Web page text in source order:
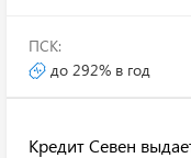
ПСК:
до 292% в год
Кредит Севен